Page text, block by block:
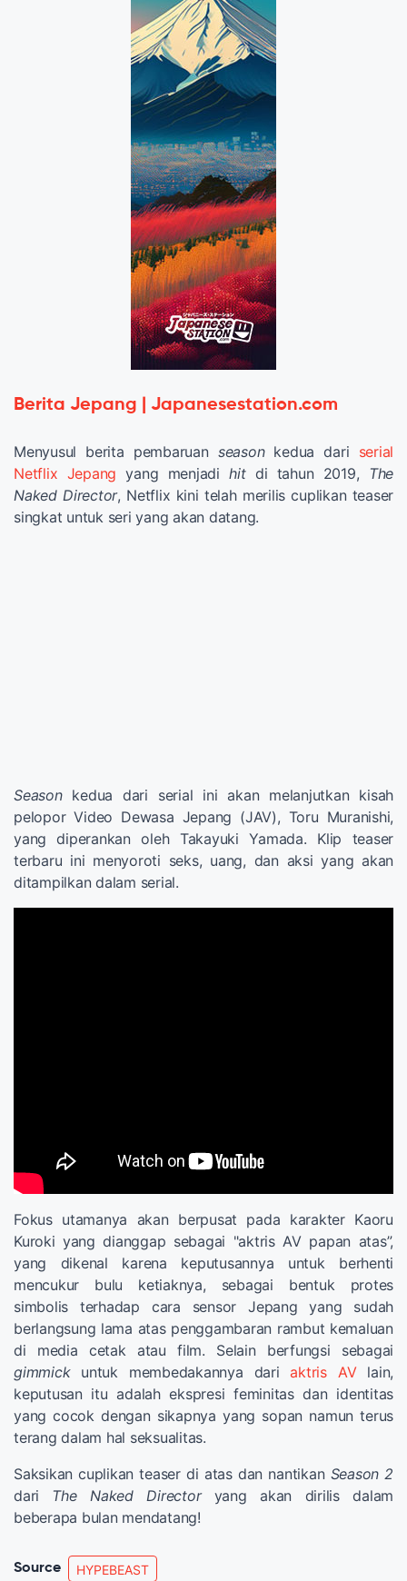
Berita Jepang | Japanesestation.com
Menyusul berita pembaruan seasonkedua dari serial
Netflix Jepang yang menjadihitdi tahun 2019,
The
Naked Director, Netflix kini telah merilis cuplikan teaser
singkat untuk seri yang akan datang.
Seasonkedua dari serial ini akan melanjutkan kisah
pelopor Video Dewasa Jepang (JAV), Toru Muranishi,
yang diperankan oleh Takayuki Yamada. Klip teaser
terbaru ini menyoroti seks, uang, dan aksi yang akan
ditampilkan dalam serial.
Fokus utamanya akan berpusat pada karakter Kaoru
Kuroki yang dianggap sebagai "aktris AV papan atas”,
yang dikenal karena keputusannya untuk berhenti
mencukur bulu ketiaknya, sebagai bentuk protes
simbolis terhadap cara sensor Jepang yang sudah
berlangsung lama atas penggambaran rambut kemaluan
di media cetak atau film. Selain berfungsi sebagai
gimmickuntuk membedakannya dariaktris AVlain,
keputusan itu adalah ekspresi feminitas dan identitas
yang cocok dengan sikapnya yang sopan namun terus
terang dalam hal seksualitas.
Saksikan cuplikan teaser di atas dan nantikan Season 2
dari The Naked Directoryang akan dirilis dalam
beberapa bulan mendatang!
Source HYPEBEAST